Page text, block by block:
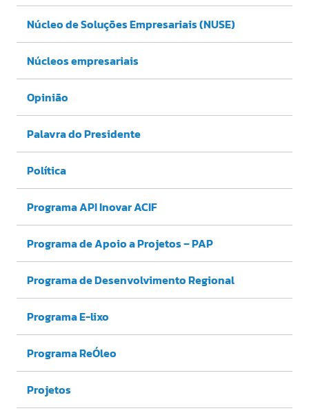
Núcleo de Soluções Empresariais (NUSE)
Núcleos empresariais
Opinião
Palavra do Presidente
Política
Programa API Inovar ACIF
Programa de Apoio a Projetos – PAP
Programa de Desenvolvimento Regional
Programa E-lixo
Programa ReÓleo
Projetos